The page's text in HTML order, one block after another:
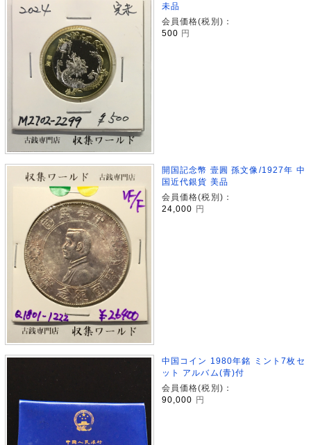
未品
会員価格(税別)：
500 円
開国記念幣 壹圓 孫文像/1927年 中
国近代銀貨 美品
会員価格(税別)：
24,000
円
中国コイン 1980年銘 ミント7枚セ
ット アルバム(青)付
会員価格(税別)：
90,000
円